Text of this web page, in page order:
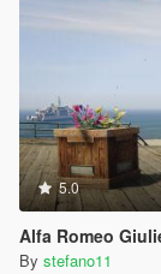
5.0
Alfa Romeo
By stefano11